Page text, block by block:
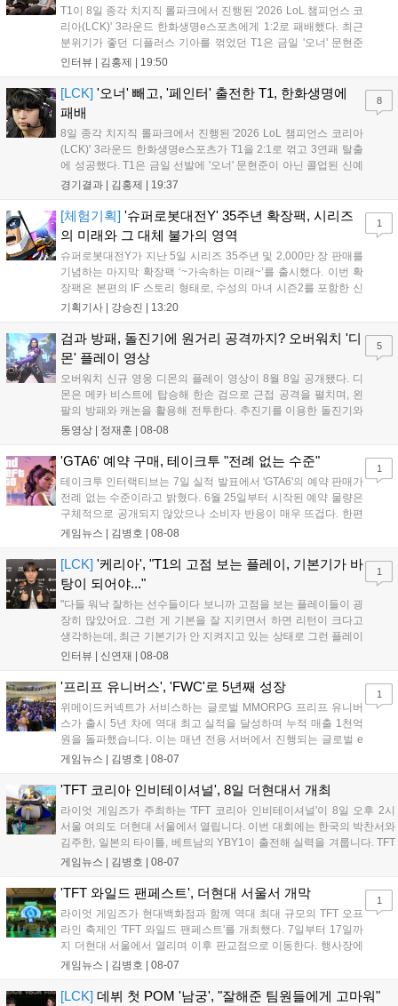
T1이 8일 종각 치지직 롤파크에서 진행된 '2026 LoL 챔피언스 코
리아(LCK)' 3라운드 한화생명e스포츠에게 1:2로 패배했다. 최근
분위기가 좋던 디플러스 기아를 꺾었던 T1은 금일 '오너' 문현준
을 빼고 신예 '페인터' 김은후를 투입시키는 강수를 뒀으나 결국
즈' 김수환의 인터뷰 내...
인터뷰 | 김홍제 19:50
[LCK] '오너' 빼고, '페인터' 출전한 T1, 한화생명에
패배
8일 종각 치지직 롤파크에서 진행된 '2026 LoL 챔피언스 코리아
(LCK)' 3라운드 한화생명e스포츠가 T1을 2:1로 꺾고 3연패 탈출
에 성공했다. T1은 금일 선발에 '오너' 문현준이 아닌 콜업된 신예
'페인터' 김은후를 투입했지만, 결국 1:2로 패배하고 말았다. T1은
을 빼냈다....
경기결과 | 김홍제 19:37
8
[체험기획] '슈퍼로봇대전Y' 35주년 확장팩, 시리즈
의 미래와 그 대체 불가의 영역
슈퍼로봇대전Y가 지난 5일 시리즈 35주년 및 2,000만 장 판매를
기념하는 마지막 확장팩 ‘~가속하는 미래~’를 출시했다. 이번 확
장팩은 본편의 IF 스토리 형태로, 수성의 마녀 시즌2를 포함한 신
규 참전작과 크로스오버 합체기를 선보이며 작품을 완결 짓는다.
하는 몰입감 있는 서사와 조합을 구현하며 시리즈의 미래를 향한
새로운 가능성을 제시했다....
기획기사 | 강승진 13:20
1
검과 방패, 돌진기에 원거리 공격까지? 오버워치 '디
몬' 플레이 영상
오버워치 신규 영웅 디몬의 플레이 영상이 8월 8일 공개됐다. 디
몬은 메카 비스트에 탑승해 한손 검으로 근접 공격을 펼치며, 왼
팔의 방패와 캐논을 활용해 전투한다. 추진기를 이용한 돌진기와
참격 형태의 궁극기를 보유했고, 메카 파괴 시 맨몸으로 기관총을
산의 영웅들 업데이트를 통해 정식 출시될 예정이다....
동영상 | 정재훈 08-08
5
'GTA6' 예약 구매, 테이크투 "전례 없는 수준"
테이크투 인터랙티브는 7일 실적 발표에서 'GTA6'의 예약 판매가
전례 없는 수준이라고 밝혔다. 6월 25일부터 시작된 예약 물량은
구체적으로 공개되지 않았으나 소비자 반응이 매우 뜨겁다. 한편
11월 19일 PS5와 Xbox 시리즈 X|S로 정식 출시될 예정이며, 록
상 'Grand Theft Auto VI: An Extended Look'을 최초 공개할 계획
이다....
게임뉴스 | 김병호 08-08
1
[LCK] '케리아', "T1의 고점 보는 플레이, 기본기가 바
탕이 되어야..."
"다들 워낙 잘하는 선수들이다 보니까 고점을 보는 플레이들이 굉
장히 많았어요. 그런 게 기본을 잘 지키면서 하면 리턴이 크다고
생각하는데, 최근 기본기가 안 지켜지고 있는 상태로 그런 플레이
를 추구하다 보니까 팀적으로 안 좋은 사고가 계속 많이 났던 것
LoL 챔피언스 코리아(LCK)'...
인터뷰 | 신연재 08-08
1
'프리프 유니버스', 'FWC'로 5년째 성장
위메이드커넥트가 서비스하는 글로벌 MMORPG 프리프 유니버
스가 출시 5년 차에 역대 최고 실적을 달성하며 누적 매출 1천억
원을 돌파했습니다. 이는 매년 전용 서버에서 진행되는 글로벌 e
스포츠 대회 FWC의 영향이 큽니다. FWC는 이용자가 동일한 조
은 전년 대비 매출과 이용자 지표가 대폭 상승하는 성과를 냈습니
다. 오는 10월 필리핀 마닐라에서 총상금 11만 달러 규모의 제4회
FWC 그랜드 파이널이 개최될 예정이며, 위메이드커넥트는 이를
통해 커뮤니티 중심의 장기 성장 모델을 지속할 방침입니다....
게임뉴스 | 김병호 08-07
1
'TFT 코리아 인비테이셔널', 8일 더현대서 개최
라이엇 게임즈가 주최하는 'TFT 코리아 인비테이셔널'이 8일 오후 2시
서울 여의도 더현대 서울에서 열립니다. 이번 대회에는 한국의 박찬서와
김주한, 일본의 타이틀, 베트남의 YBY1이 출전해 실력을 겨룹니다. TFT
는 소속팀 없이 개인 자격으로 참가하는 독특한 대회 구조를 가지며, 누
17일까지 이어지는 이번 행사는 신규 세트 체험과 공연 등 다양한 즐길
거리를 제공하며, 이후 현대백화점 판교점에서도 행사가 이어질 예정입
니다. 연말에는 라스베이거스 오픈이 개최됩니다....
게임뉴스 | 김병호 08-07
'TFT 와일드 팬페스트', 더현대 서울서 개막
라이엇 게임즈가 현대백화점과 함께 역대 최대 규모의 TFT 오프
라인 축제인 'TFT 와일드 팬페스트'를 개최했다. 7일부터 17일까
지 더현대 서울에서 열리며 이후 판교점으로 이동한다. 행사장에
는 체험, 스페셜, 무대 존이 마련됐으며 8일 오후 2시 인비테이셔
연 등 다채로운 일정이 준비되어 있다. 사전 예약은 조기 마감될
게임뉴스 | 김병호 08-07
1
[LCK] 데뷔 첫 POM '남궁', "잘해준 팀원들에게 고마워"